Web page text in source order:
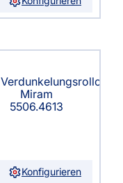
Verdunkelungsrollo
Miram
5506.4613
Konfigurieren